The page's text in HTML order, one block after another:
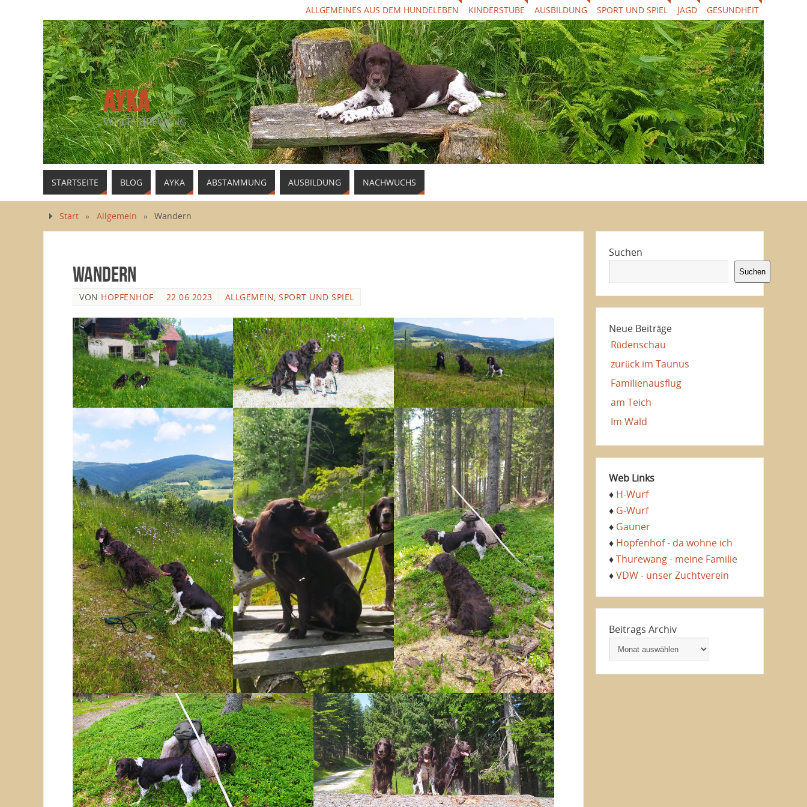
ALLGEMEINES AUS DEM HUNDELEBEN KINDERSTUBE AUSBILDUNG SPORT UND SPIEL JAGD GESUNDHEIT
AYKA
VON THUREWANG
STARTSEITE BLOG AYKA ABSTAMMUNG AUSBILDUNG NACHWUCHS
Start » Allgemein » Wandern
Wandern
VON HOPFENHOF 22.06.2023 ALLGEMEIN, SPORT UND SPIEL
Suchen
Suchen
Neue Beiträge
Rüdenschau
zurück im Taunus
Familienausflug
am Teich
Im Wald
Web Links
♦ H-Wurf
♦ G-Wurf
♦ Gauner
♦ Hopfenhof - da wohne ich
♦Thurewang - meine Familie
♦VDW - unser Zuchtverein
Beitrags Archiv